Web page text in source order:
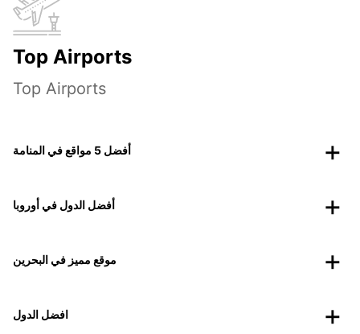
Top Airports
Top Airports
أفضل 5 مواقع في المنامة
أفضل الدول في أوروبا
موقع مميز في البحرين
افضل الدول